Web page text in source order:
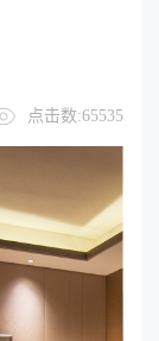
点击数:65535